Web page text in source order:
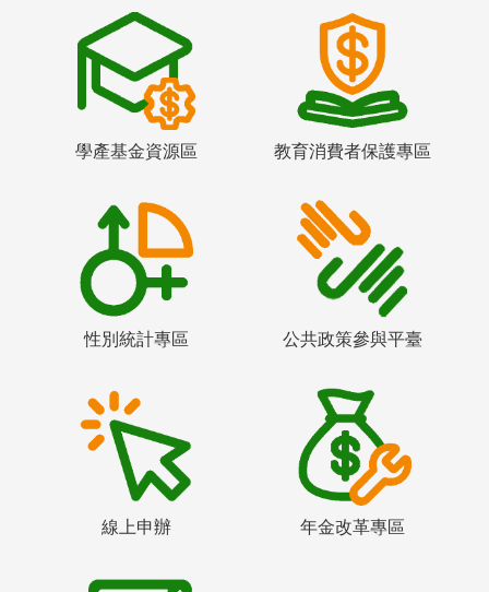
學產基金資源區 教育消費者保護專區
性別統計專區 公共政策參與平臺
線上申辦 年金改革專區